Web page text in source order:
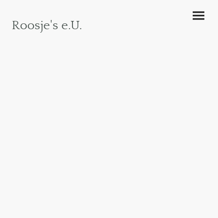
Roosje's e.U.